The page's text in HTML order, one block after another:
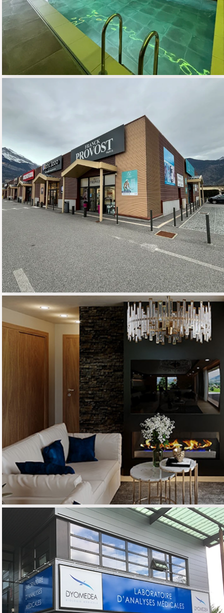
PROVOST
02 - COMMERCE
APPARTEMENT DE
MONTAGNE
01 - HABITAT RESIDENTIEL
DYOMEDEA